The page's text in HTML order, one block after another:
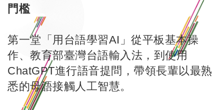
門檻
第一堂「用台語學習AI」從平板基本操
作、教育部臺灣台語輸入法，到使用
ChatGPT進行語音提問，帶領長輩以最熟
悉的母語接觸人工智慧。